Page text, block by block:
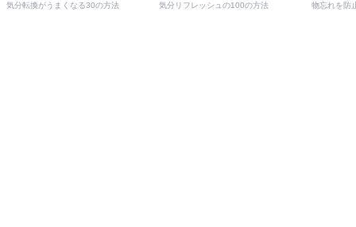
気分転換がうまくなる30の方法 気分リフレッシュの100の方法 物忘れを防